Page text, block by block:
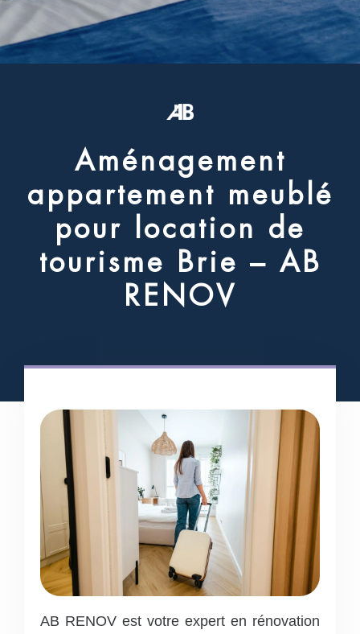
Aménagement
appartement meu b é
pour ocation d e
tourisme Brie – AB
RE NOV
AB RENOV est votre expert en rénovation